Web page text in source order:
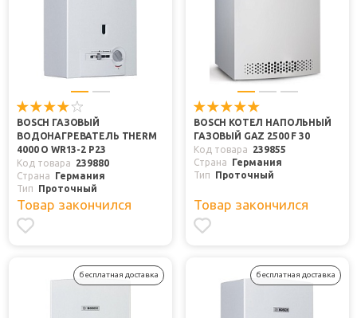
BOSCH ГАЗОВЫЙ
ВОДОНАГРЕВАТЕЛЬ THERM
4000 O WR13-2 P23
Код товара
239880
Страна
Германия
Тип
Проточный
Товар закончился
BOSCH КОТЕЛ НАПОЛЬНЫЙ
ГАЗОВЫЙ GAZ 2500 F 30
Код товара
239855
Страна
Германия
Тип
Проточный
Товар закончился
бесплатная доставка бесплатная доставка